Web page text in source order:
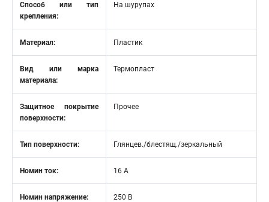
Способ или тип
крепления:
На шурупах
Материал: Пластик
Вид или марка
материала:
Термопласт
Защитное покрытие
поверхности:
Прочее
Тип поверхности: Глянцев./блестящ./зеркальный
Номин ток: 16 А
Номин напряжение: 250 В